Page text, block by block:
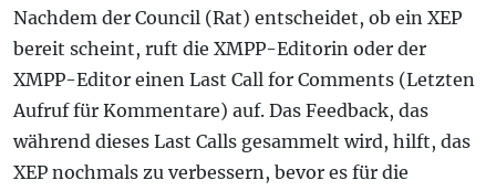
Nachdem der Council (Rat) entscheidet, ob ein XEP
bereit scheint, ruft die XMPP-Editorin oder der
XMPP-Editor einen Last Call for Comments (Letzten
Aufruf für Kommentare) auf. Das Feedback, das
während dieses Last Calls gesammelt wird, hilft, das
XEP nochmals zu verbessern, bevor es für die